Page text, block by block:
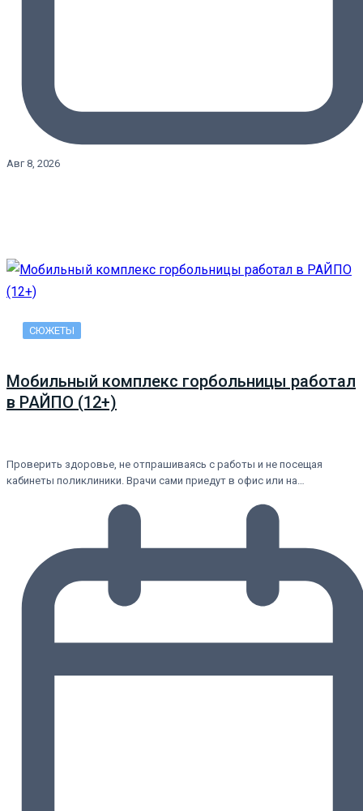
Авг 8, 2026
СЮЖЕТЫ
Мобильный комплекс горбольницы работал
в РАЙПО (12+)
Проверить здоровье, не отпрашиваясь с работы и не посещая
кабинеты поликлиники. Врачи сами приедут в офис или на…